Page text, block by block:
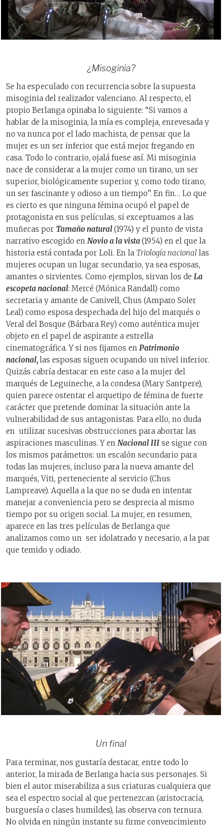
¿Misoginia?
Se ha especulado con recurrencia sobre la supuesta
misoginia del realizador valenciano. Al respecto, el
propio Berlanga opinaba lo siguiente: “Si vamos a
hablar de la misoginia, la mía es compleja, enrevesada y
no va nunca por el lado machista, de pensar que la
mujer es un ser inferior que está mejor fregando en
casa. Todo lo contrario, ojalá fuese así. Mi misoginia
nace de considerar a la mujer como un tirano, un ser
superior, biológicamente superior y, como todo tirano,
un ser fascinante y odioso a un tiempo”. En fin… Lo que
es cierto es que ninguna fémina ocupó el papel de
protagonista en sus películas, si exceptuamos a las
muñecas por Tamaño natural (1974) y el punto de vista
narrativo escogido en Novio a la vista (1954) en el que la
historia está contada por Loli. En la Triología nacional las
mujeres ocupan un lugar secundario, ya sea esposas,
amantes o sirvientes. Como ejemplos, sirvan los de La
escopeta nacional: Mercé (Mónica Randall) como
secretaria y amante de Canivell, Chus (Amparo Soler
Leal) como esposa despechada del hijo del marqués o
Veral del Bosque (Bárbara Rey) como auténtica mujer
objeto en el papel de aspirante a estrella
cinematográfica. Y si nos fijamos en Patrimonio
nacional,las esposas siguen ocupando un nivel inferior.
Quizás cabría destacar en este caso a la mujer del
marqués de Leguineche, a la condesa (Mary Santpere),
quien parece ostentar el arquetipo de fémina de fuerte
carácter que pretende dominar la situación ante la
vulnerabilidad de sus antagonistas. Para ello, no duda
en utilizar sucesivas obstrucciones para abortar las
aspiraciones masculinas. Y en Nacional III se sigue con
los mismos parámetros: un escalón secundario para
todas las mujeres, incluso para la nueva amante del
marqués, Viti, perteneciente al servicio (Chus
Lampreave). Aquella a la que no se duda en intentar
manejar a conveniencia pero se desprecia al mismo
tiempo por su origen social. La mujer, en resumen,
aparece en las tres películas de Berlanga que
analizamos como un ser idolatrado y necesario, a la par
que temido y odiado.
Un final
Para terminar, nos gustaría destacar, entre todo lo
anterior, la mirada de Berlanga hacia sus personajes. Si
bien el autor miserabiliza a sus criaturas cualquiera que
sea el espectro social al que pertenezcan (aristocracia,
burguesía o clases humildes), las observa con ternura.
No olvida en ningún instante su firme convencimiento